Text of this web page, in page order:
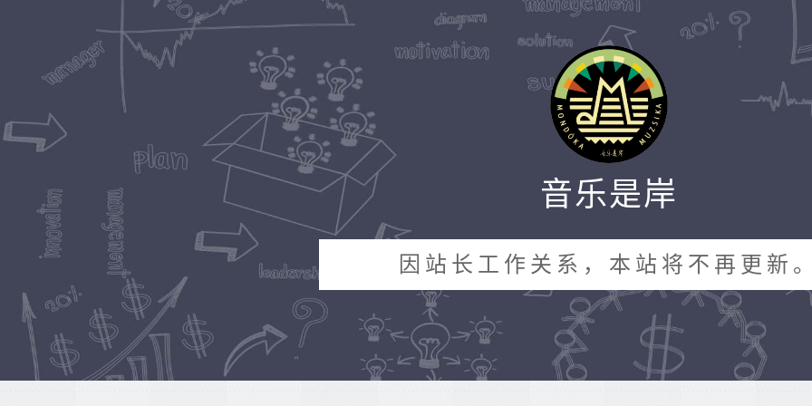
音乐是岸
因站长工作关系，本站将不再更新